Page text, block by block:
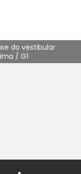
do vestibular
/ G1